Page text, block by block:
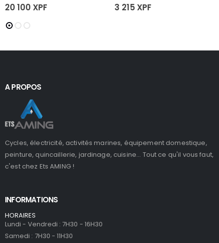
20 100 XPF 3 215 XPF
A PROPOS
Cycles, électricité, activités marines, équipement domestique,
peinture, quincaillerie, jardinage, cuisine... Tout ce qu'il vous faut,
c'est chez Ets AMING !
INFORMATIONS
HORAIRES
Lundi - Vendredi : 7H30 - 16H30
Samedi : 7H30 - 11H30